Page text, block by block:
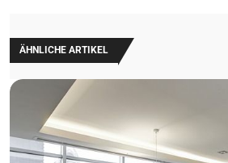
ÄHNLICHE ARTIKEL